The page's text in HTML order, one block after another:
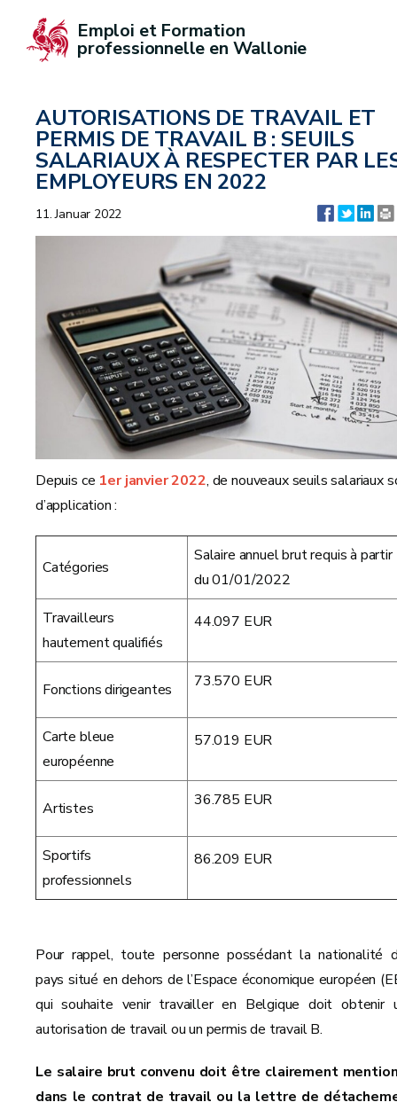
Emploi et Formation
professionnelle en Wallonie
AUTORISATIONS DE TRAVAIL ET
PERMIS DE TRAVAIL B : SEUILS
SALARIAUX À RESPECTER PAR
EMPLOYEURS EN 2022
11. Januar 2022
Depuis ce 1er janvier 2022, de nouveaux seuils salariaux
d’application :
Catégories
Salaire annuel brut requis à partir
du 01/01/2022
Travailleurs
hautement qualifiés
44.097 EUR
Fonctions dirigeantes 73.570 EUR
Carte bleue
européenne
57.019 EUR
Artistes 36.785 EUR
Sportifs
professionnels
86.209 EUR
Pour rappel, toute personne possédant la nationalité
pays situé en dehors de l’Espace économique européen
qui souhaite venir travailler en Belgique doit obtenir
autorisation de travail ou un permis de travail B.
Le salaire brut convenu doit être clairement
dans le contrat de travail ou la lettre de